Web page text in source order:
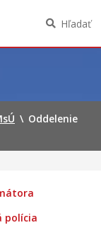
Hľadať
\ Oddelenie
polícia